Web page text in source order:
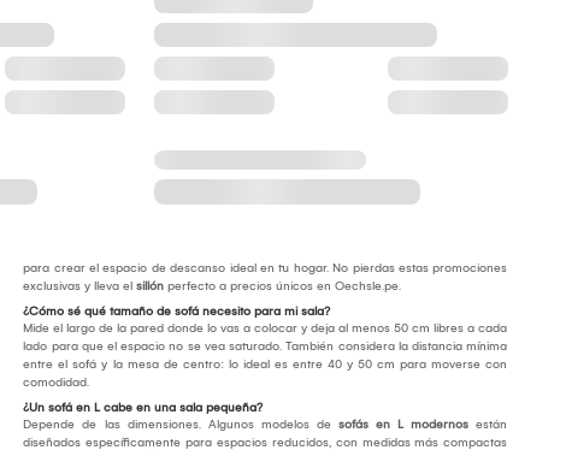
para crear el espacio de descanso ideal en tu hogar. No pierdas estas promociones
exclusivas y lleva elsillón perfecto a precios únicos en Oechsle.pe.
¿Cómo sé qué tamaño de sofá necesito para mi sala?
Mide el largo de la pared donde lo vas a colocar y deja al menos 50 cm libres a cada
lado para que el espacio no se vea saturado. También considera la distancia mínima
entre el sofá y la mesa de centro: lo ideal es entre 40 y 50 cm para moverse con
comodidad.
¿Un sofá en L cabe en una sala pequeña?
Depende de las dimensiones. Algunos modelos desofás en L modernos están
diseñados específicamente para espacios reducidos, con medidas más compactas